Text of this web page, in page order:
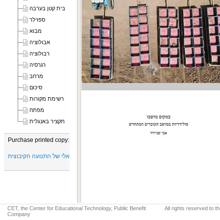
בית קטן בערבה
ספוילר
מבוא
אבולוציה
רבולוציה
רגרסיה
מרחב
סיכום
רשימת מקורות
מפתח
תקציר באנגלית
Purchase printed copy:
CET, the Center for Educational Technology, Public Benefit
Company
All rights reserved to